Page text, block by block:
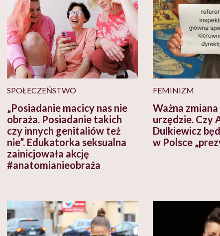
SPOŁECZEŃSTWO
„Posiadanie macicy nas nie
obraża. Posiadanie takich
czy innych genitaliów też
nie”. Edukatorka seksualna
zainicjowała akcję
#anatomianieobraża
FEMINIZM
Ważna
urzędzie. Czy
Dulkiewicz
w Polsce